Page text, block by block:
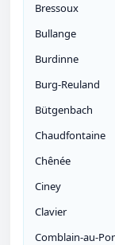
Bressoux
Bullange
Burdinne
Burg-Reuland
Bütgenbach
Chaudfontaine
Chênée
Ciney
Clavier
Comblain-au-